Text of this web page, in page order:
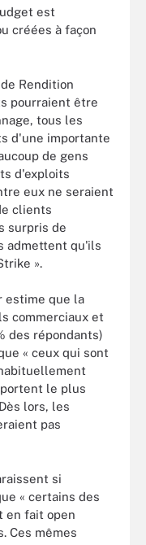
est
créées à façon
Rendition
pourraient être
tous les
d'une importante
de gens
d'exploits
eux ne seraient
clients
surpris de
admettent qu'ils
».
estime que la
commerciaux et
des répondants)
« ceux qui sont
le plus
lors, les
pas
si
« certains des
en fait open
Ces mêmes